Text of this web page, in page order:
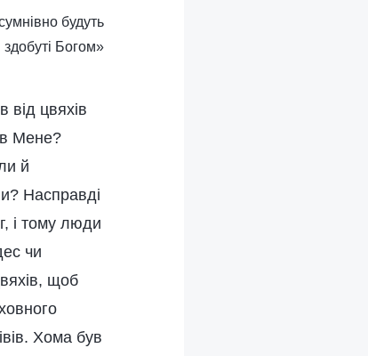
будуть
здобуті Богом»
від цвяхів
Мене?
й
Насправді
і тому люди
чи
щоб
Хома був